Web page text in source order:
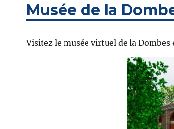
Musée de la
Visitez le musée virtuel de la